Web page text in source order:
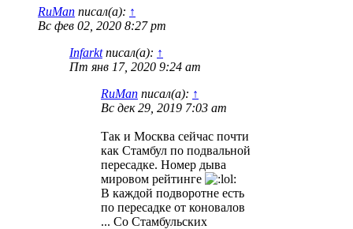
RuMan писал(а): ↑
Вс фев 02, 2020 8:27 pm
Infarktписал(а): ↑
Пт янв 17, 2020 9:24 am
RuMan писал(а): ↑
Вс дек 29, 2019 7:03 am
Так и Москва сейчас почти
как Стамбул по подвальной
пересадке. Номер дыва
мировом рейтинге
В каждой подворотне есть
по пересадке от коновалов
... Со Стамбульских